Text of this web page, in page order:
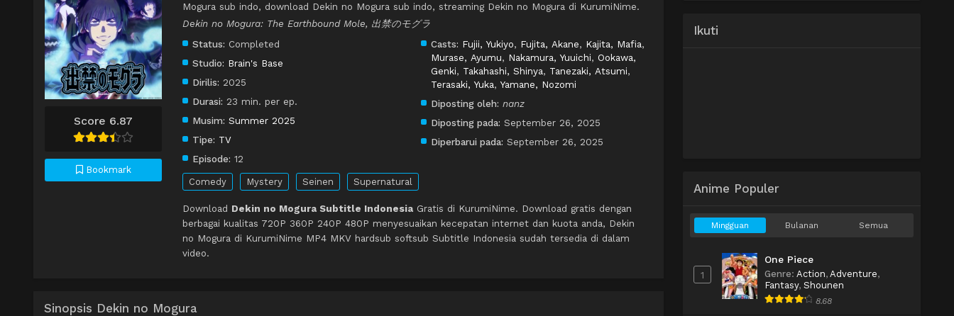
Score 6.87
Bookmark
Mogura sub indo, download Dekin no Mogura sub indo, streaming Dekin no Mogura di KurumiNime.
Dekin no Mogura: The Earthbound Mole, 出禁のモグラ
Status: Completed
Studio: Brain's Base
Dirilis: 2025
Durasi: 23 min. per ep.
Musim: Summer 2025
Tipe: TV
Episode: 12
Casts: Fujii, Yukiyo, Fujita, Akane, Kajita, Mafia,
Murase, Ayumu, Nakamura, Yuuichi, Ookawa,
Genki, Takahashi, Shinya, Tanezaki, Atsumi,
Terasaki, Yuka, Yamane, Nozomi
Diposting oleh: nanz
Diposting pada: September 26, 2025
Diperbarui pada: September 26, 2025
Comedy Mystery Seinen Supernatural
Download Dekin no Mogura Subtitle Indonesia Gratis di KurumiNime. Download gratis dengan
berbagai kualitas 720P 360P 240P 480P menyesuaikan kecepatan internet dan kuota anda, Dekin
no Mogura di KurumiNime MP4 MKV hardsub softsub Subtitle Indonesia sudah tersedia di dalam
video.
Sinopsis Dekin no Mogura
Ikuti
Anime Populer
Mingguan Bulanan Semua
1
One Piece
Genre: Action, Adventure,
Fantasy, Shounen
8.68